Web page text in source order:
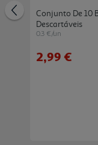
Conjunto De 10
Descartáveis
0.3 €/un
2,99 €